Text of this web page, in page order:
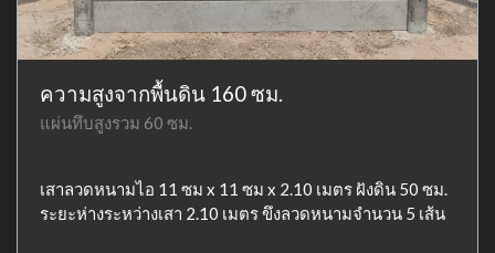
ความสูงจากพื้นดิน 160 ซม.
แผ่นทึบสูงรวม 60 ซม.
เสาลวดหนามไอ 11 ซม x 11 ซม x 2.10 เมตร ฝังดิน 50 ซม.
ระยะห่างระหว่างเสา 2.10 เมตร ขึงลวดหนามจำนวน 5 เส้น